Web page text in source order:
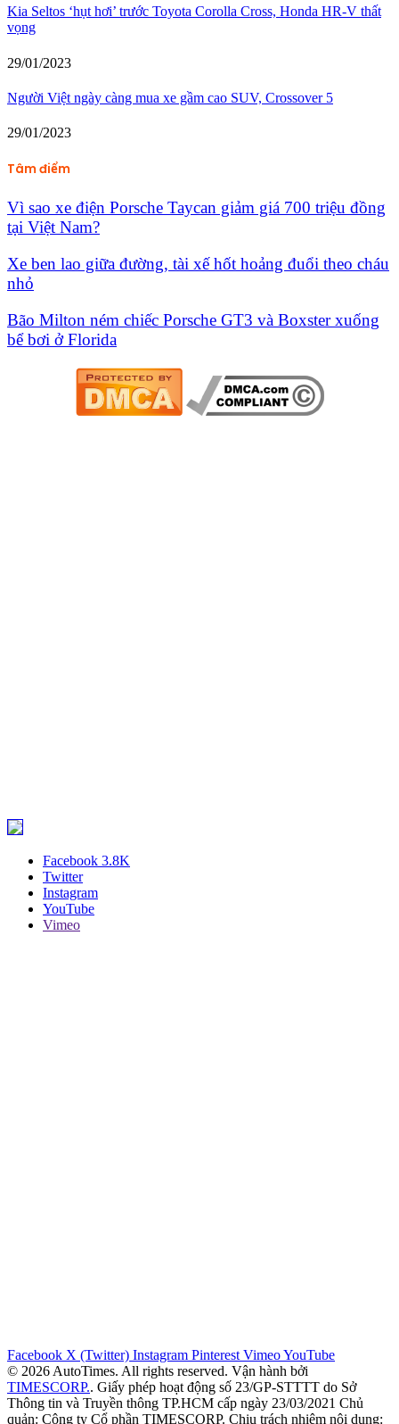
Kia Seltos ‘hụt hơi’ trước Toyota Corolla Cross, Honda HR-V thất
vọng
29/01/2023
Người Việt ngày càng mua xe gầm cao SUV, Crossover 5
29/01/2023
Tâm điểm
Vì sao xe điện Porsche Taycan giảm giá 700 triệu đồng
tại Việt Nam?
Xe ben lao giữa đường, tài xế hốt hoảng đuổi theo cháu
nhỏ
Bão Milton ném chiếc Porsche GT3 và Boxster xuống
bể bơi ở Florida
Facebook 3.8K
Twitter
Instagram
YouTube
Vimeo
Facebook X (Twitter) Instagram Pinterest VimeoYouTube
© 2026 AutoTimes. All rights reserved. Vận hành bởi
TIMESCORP.. Giấy phép hoạt động số 23/GP-STTTT do Sở
Thông tin và Truyền thông TP.HCM cấp ngày 23/03/2021 Chủ
quản: Công ty Cổ phần TIMESCORP. Chịu trách nhiệm nội dung: